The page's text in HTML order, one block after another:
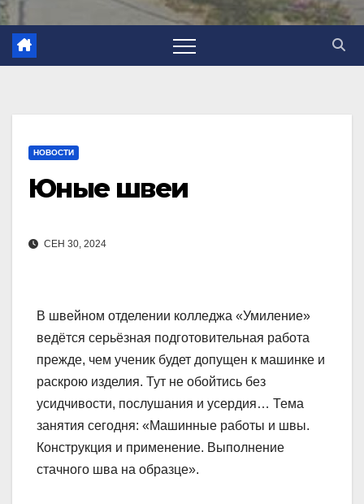
НОВОСТИ
Юные швеи
СЕН 30, 2024
В швейном отделении колледжа «Умиление»
ведётся серьёзная подготовительная работа
прежде, чем ученик будет допущен к машинке и
раскрою изделия. Тут не обойтись без
усидчивости, послушания и усердия… Тема
занятия сегодня: «Машинные работы и швы.
Конструкция и применение. Выполнение
стачного шва на образце».